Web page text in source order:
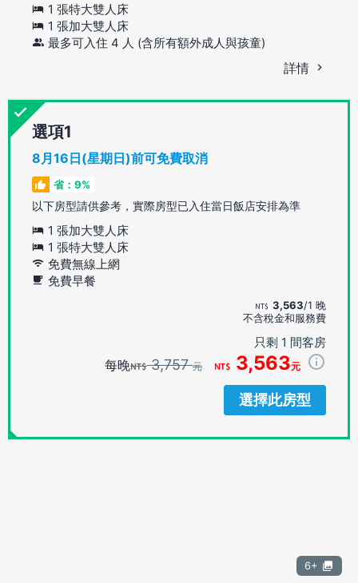
1 張特大雙人床
1 張加大雙人床
最多可入住 4 人 (含所有額外成人與孩童)
詳情
選項
8月16日(星期日)前可免費取消
省：9%
以下房型請供參考，實際房型已入住當日飯店安排為準
1 張加大雙人床
1 張特大雙人床
免費無線上網
免費早餐
3,563/1 晚
不含稅金和服務費
只剩 1 間客房
每晚 3,757元 3,563元
選擇此房型
6+